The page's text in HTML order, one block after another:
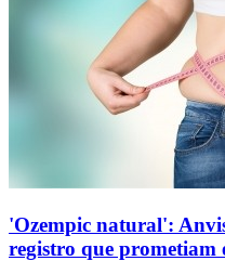
'Ozempic natural':
registro que prometiam